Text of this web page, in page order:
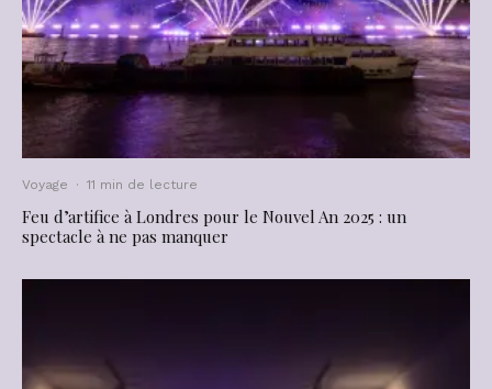
Voyage · 11 min de lecture
Feu d’artifice à Londres pour le Nouvel An 2025 : un
spectacle à ne pas manquer